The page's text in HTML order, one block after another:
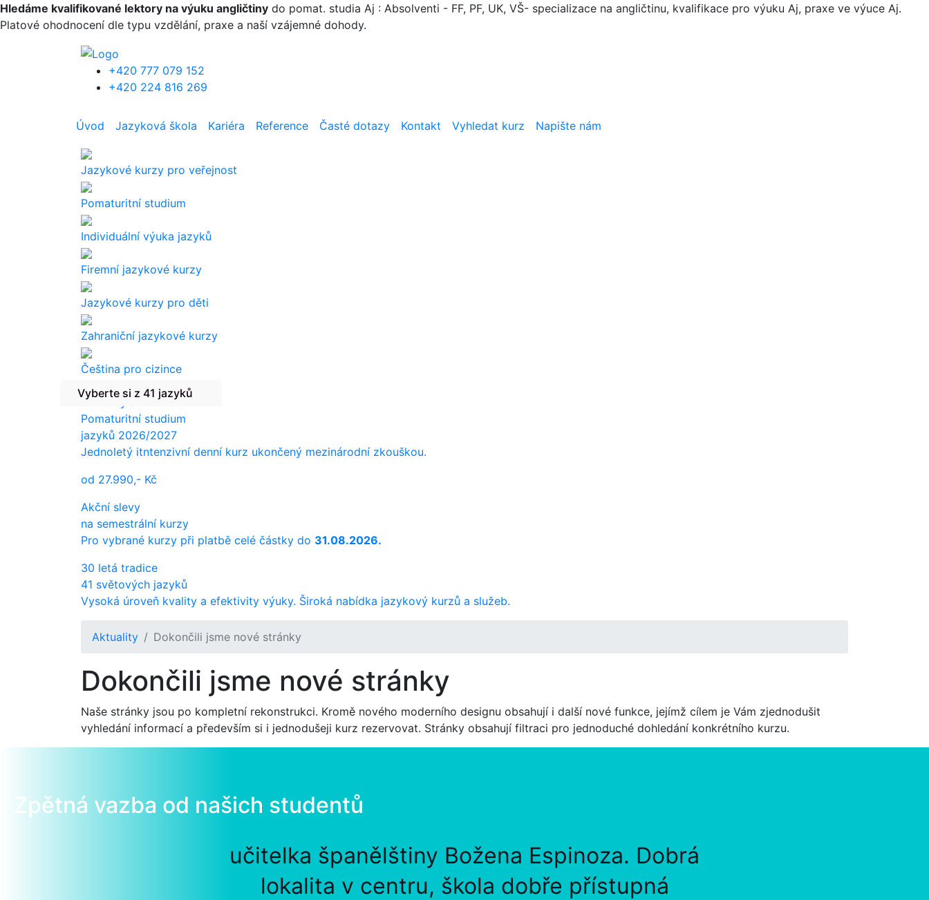
Přejít k hlavnímu obsahu
Hledáme kvalifikované lektory na výuku angličtiny do pomat. studia Aj : Absolventi - FF, PF, UK, VŠ- specializace na angličtinu, kvalifikace pro výuku Aj, praxe ve výuce Aj.
Platové ohodnocení dle typu vzdělání, praxe a naší vzájemné dohody.
+420 777 079 152
+420 224 816 269
Úvod Jazyková škola Kariéra Reference Časté dotazy Kontakt Vyhledat kurz Napište nám
Jazykové kurzy pro veřejnost
Pomaturitní studium
Individuální výuka jazyků
Firemní jazykové kurzy
Jazykové kurzy pro děti
Zahraniční jazykové kurzy
Čeština pro cizince
Překlady a tlumočení
Vyberte si z 41 jazyků
Pomaturitní studium
jazyků 2026/2027
Jednoletý itntenzivní denní kurz ukončený mezinárodní zkouškou.
od 27.990,- Kč
Akční slevy
na semestrální kurzy
Pro vybrané kurzy při platbě celé částky do 31.08.2026.
30 letá tradice
41 světových jazyků
Vysoká úroveň kvality a efektivity výuky. Široká nabídka jazykový kurzů a služeb.
Aktuality Dokončili jsme nové stránky
Dokončili jsme nové stránky
Naše stránky jsou po kompletní rekonstrukci. Kromě nového moderního designu obsahují i další nové funkce, jejímž cílem je Vám zjednodušit
vyhledání informací a především si i jednodušeji kurz rezervovat. Stránky obsahují filtraci pro jednoduché dohledání konkrétního kurzu.
Zpětná vazba od našich studentů
učitelka španělštiny Božena Espinoza. Dobrá
lokalita v centru, škola dobře přístupná